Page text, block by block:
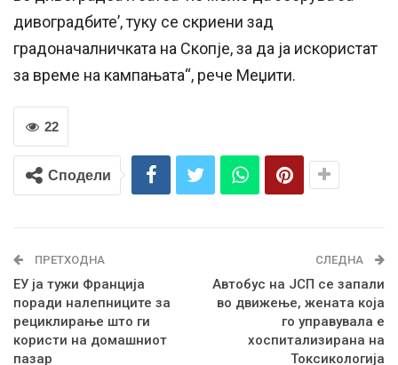
дивоградбите’, туку се скриени зад
градоначалничката на Скопје, за да ја искористат
за време на кампањата“, рече Меџити.
22
Сподели
ПРЕТХОДНА
ЕУ ја тужи Франција
поради налепниците за
рециклирање што ги
користи на домашниот
пазар
СЛЕДНА
Автобус на ЈСП се запали
во движење, жената која
го управувала е
хоспитализирана на
Токсикологија